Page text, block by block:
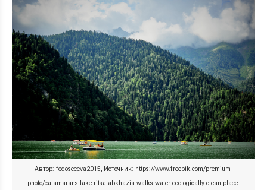
Автор: fedoseeeva2015, Источник: https://www.freepik.com/premium-
photo/catamarans-lake-ritsa-abkhazia-walks-water-ecologically-clean-place-